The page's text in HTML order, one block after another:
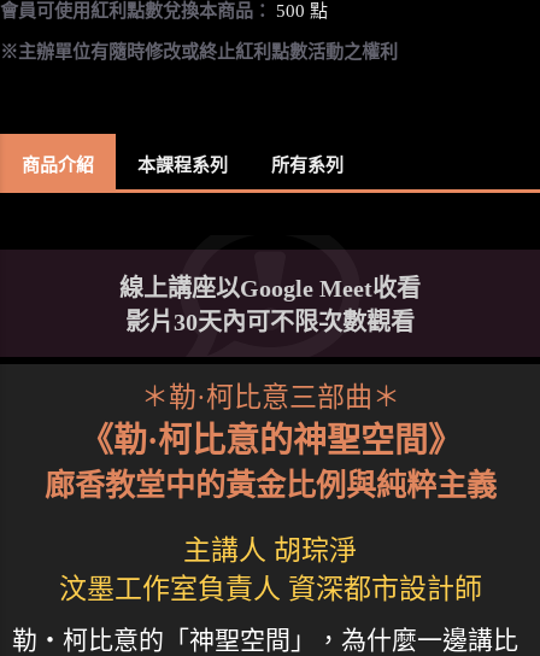
會員可使用紅利點數兌換本商品： 500 點
※主辦單位有隨時修改或終止紅利點數活動之權利
商品介紹 本課程系列 所有系列
線上講座以Google Meet收看
影片30天內可不限次數觀看
＊勒·柯比意三部曲＊
《勒·柯比意的神聖空間》
廊香教堂中的黃金比例與純粹主義
主講人 胡琮淨
汶墨工作室負責人 資深都市設計師
勒・柯比意的「神聖空間」，為什麼一邊講比